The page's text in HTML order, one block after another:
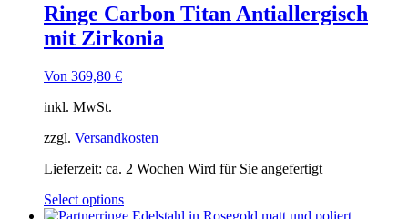
Ringe Carbon Titan Antiallergisch
mit Zirkonia
Von 369,80 €
inkl. MwSt.
zzgl. Versandkosten
Lieferzeit: ca. 2 Wochen Wird für Sie angefertigt
Select options